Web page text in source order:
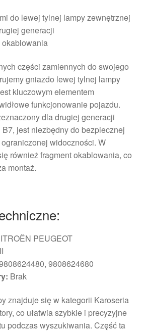
do lewej tylnej lampy zewnętrznej
generacji
okablowania
części zamiennych do swojego
gniazdo lewej tylnej lampy
kluczowym elementem
funkcjonowanie pojazdu.
dla drugiej generacji
jest niezbędny do bezpiecznej
widoczności. W
również fragment okablowania, co
montaż.
PEUGEOT
9808624680
Brak
znajduje się w kategorii Karoseria
co ułatwia szybkie i precyzyjne
podczas wyszukiwania. Część ta